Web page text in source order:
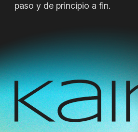
paso y de principio a fin.